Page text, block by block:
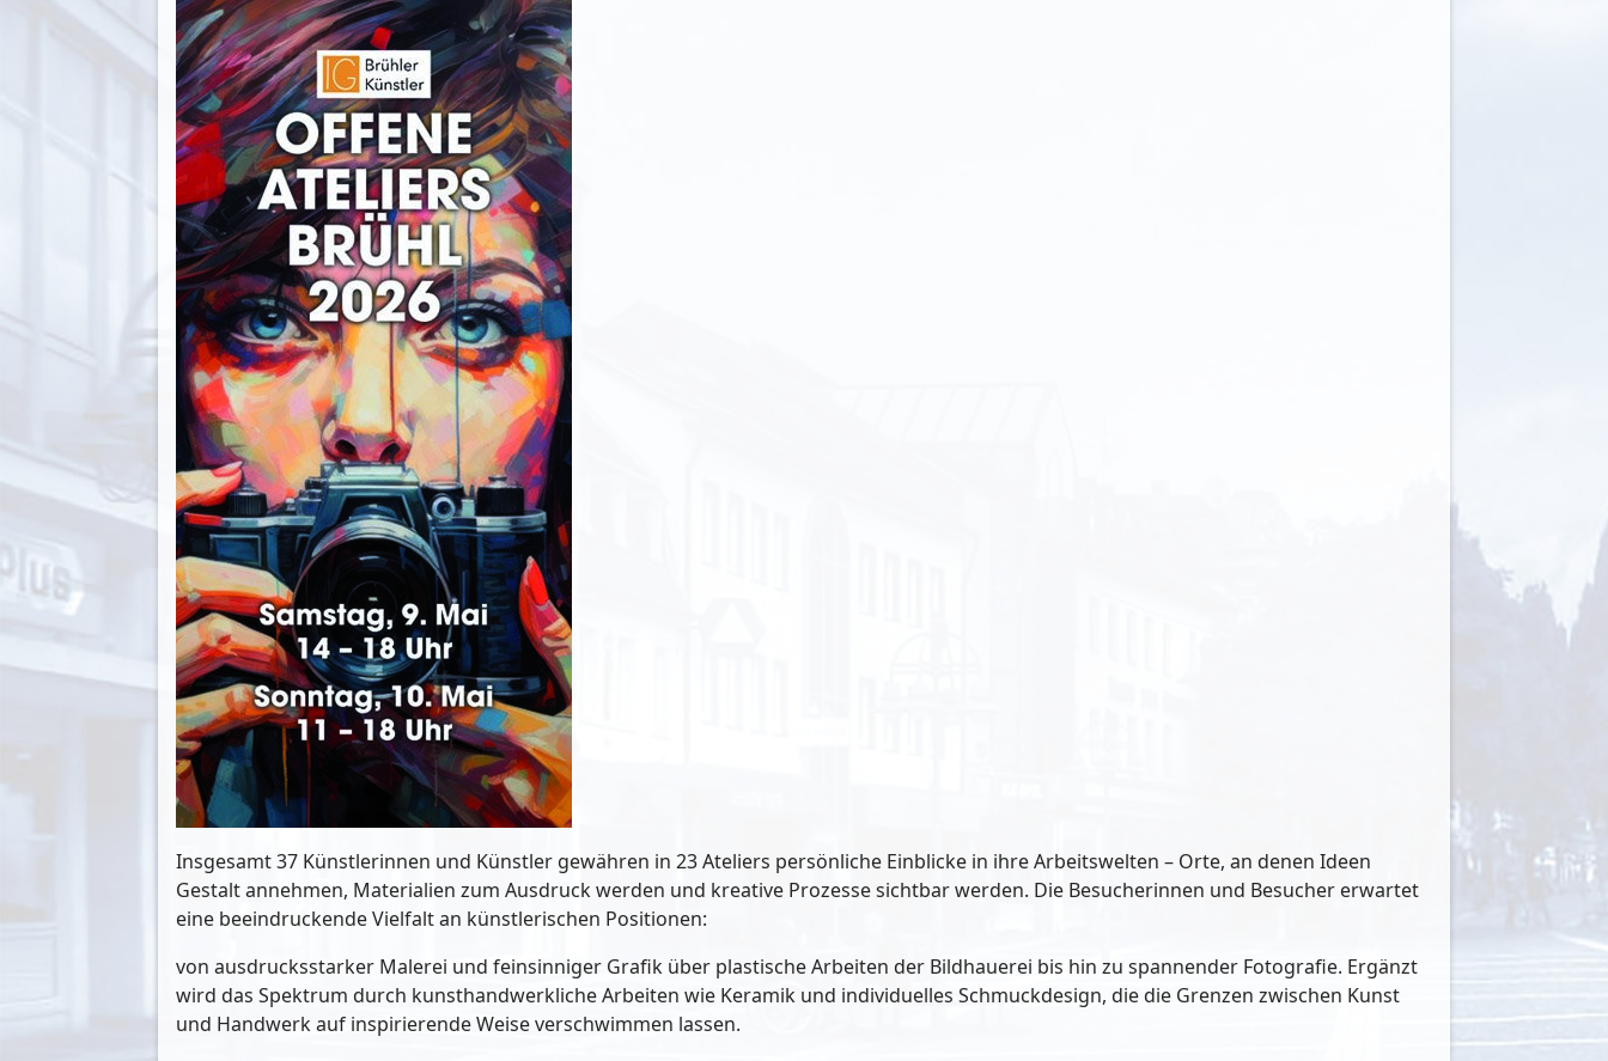
Insgesamt 37 Künstlerinnen und Künstler gewähren in 23 Ateliers persönliche Einblicke in ihre Arbeitswelten – Orte, an denen Ideen
Gestalt annehmen, Materialien zum Ausdruck werden und kreative Prozesse sichtbar werden. Die Besucherinnen und Besucher erwartet
eine beeindruckende Vielfalt an künstlerischen Positionen:
von ausdrucksstarker Malerei und feinsinniger Grafik über plastische Arbeiten der Bildhauerei bis hin zu spannender Fotografie. Ergänzt
wird das Spektrum durch kunsthandwerkliche Arbeiten wie Keramik und individuelles Schmuckdesign, die die Grenzen zwischen Kunst
und Handwerk auf inspirierende Weise verschwimmen lassen.